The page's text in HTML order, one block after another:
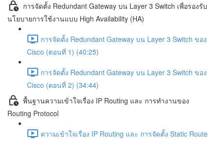
การจัดตั้ง Redundant Gateway บน Layer 3 Switch เพื่อรองรับ
นโยบายการใช้งานแบบ High Availability (HA)
การจัดตั้ง Redundant Gateway บน Layer 3 Switch ของ
Cisco (ตอนที่ 1) (40:25)
การจัดตั้ง Redundant Gateway บน Layer 3 Switch ของ
Cisco (ตอนที่ 2) (34:44)
พื้นฐานความเข้าใจเรื่อง IP Routing และ การทำงานของ
Routing Protocol
ความเข้าใจเรื่อง IP Routing และ การจัดตั้ง Static Route